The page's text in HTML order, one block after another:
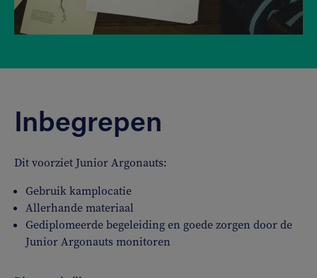
Inbegrepen
Dit voorziet Junior Argonauts:
Gebruik kamplocatie
Allerhande materiaal
Gediplomeerde begeleiding en goede zorgen door de
Junior Argonauts monitoren